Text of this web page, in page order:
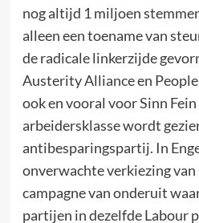
nog altijd 1 miljoen
alleen een toename van
de radicale linkerzijde
Austerity Alliance en
ook en vooral voor Sinn
arbeidersklasse wordt
antibesparingspartij. In
onverwachte verkiezing van
campagne van onderuit
partijen in dezelfde Labour